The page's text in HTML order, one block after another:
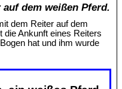
dem weißen Pferd.
dem Reiter auf dem
die Ankunft eines Reiters
hat und ihm wurde